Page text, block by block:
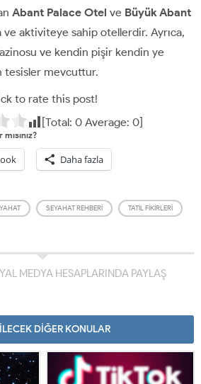
Abant Palace Otel ve Büyük Abant
aktiviteye sahip otellerdir. Ayrıca,
ve kendin pişir kendin ye
tesisler mevcuttur.
to rate this post!
[Total: 0Average: 0]
Daha fazla
SEYAHAT REHBERI TATIL FIKIRLERI
MEDYA HESAPLARINDA PAYLAŞ
DİĞER KONULAR